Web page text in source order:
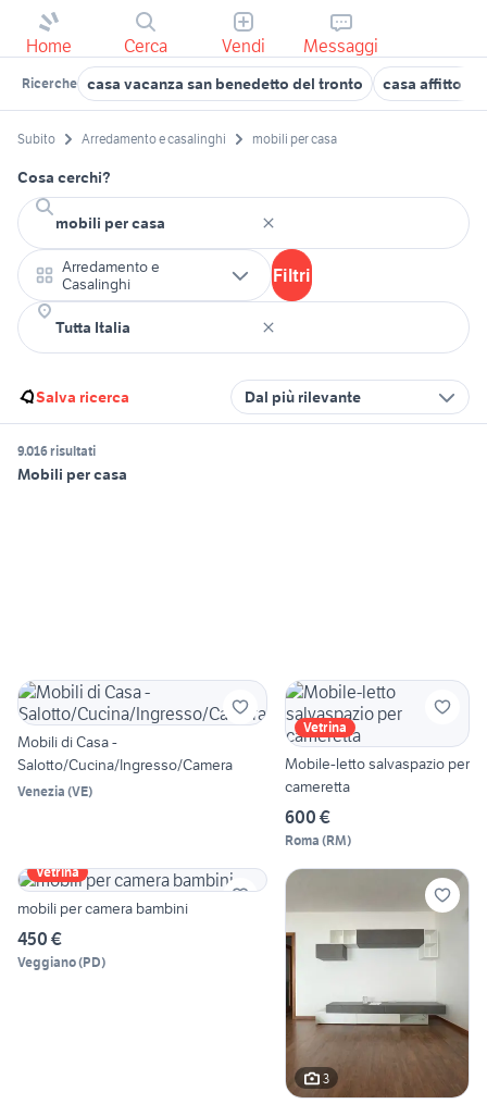
Home Cerca Vendi Messaggi
Ricerche casa vacanza san benedetto del tronto casa affitto
Subito Arredamento e casalinghi mobili per casa
Cosa cerchi?
Arredamento e
Casalinghi
Filtri
Salva ricerca Dal più rilevante
9.016 risultati
Mobili per casa
Mobili di Casa -
Salotto/Cucina/Ingresso/Camera
Venezia (VE)
Vetrina
Mobile-letto salvaspazio per
cameretta
600 €
Roma (RM)
Vetrina
mobili per camera bambini
450 €
Veggiano(PD)
3